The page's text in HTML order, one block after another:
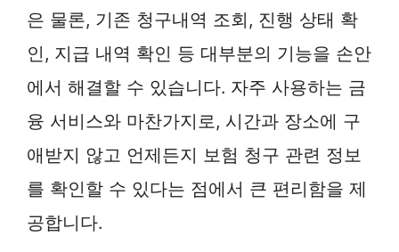
은 물론, 기존 청구내역 조회, 진행 상태 확
인, 지급 내역 확인 등 대부분의 기능을 손안
에서 해결할 수 있습니다. 자주 사용하는 금
융 서비스와 마찬가지로, 시간과 장소에 구
애받지 않고 언제든지 보험 청구 관련 정보
를 확인할 수 있다는 점에서 큰 편리함을 제
공합니다.